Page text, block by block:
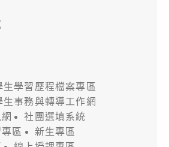
生學習歷程檔案專區
生事務與轉導工作網
社團選填系統
區
新生專區